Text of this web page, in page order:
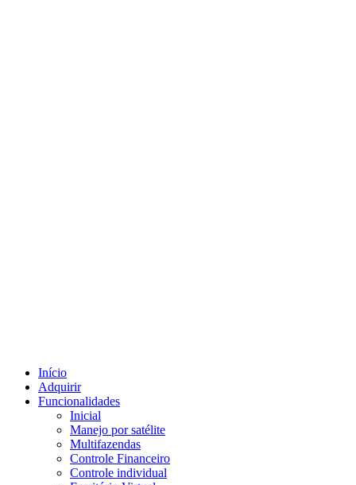
Início
Adquirir
Funcionalidades
Inicial
Manejo por satélite
Multifazendas
Controle Financeiro
Controle individual